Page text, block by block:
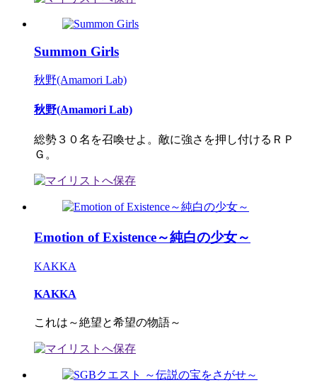
Summon Girls
秋野(Amamori Lab)
秋野(Amamori Lab)
総勢３０名を召喚せよ。敵に強さを押し付けるＲＰ
Ｇ。
Emotion of Existence～純白の少女～
KAKKA
KAKKA
これは～絶望と希望の物語～